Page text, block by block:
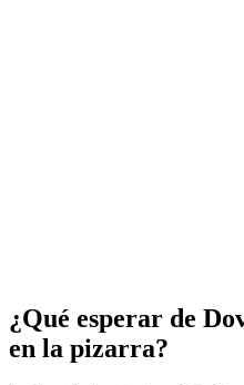
¿Qué esperar de
en la pizarra?